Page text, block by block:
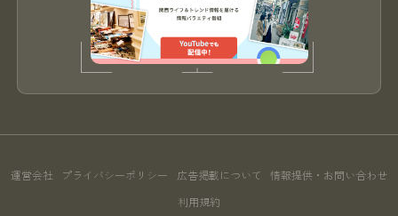
運営会社 プライバシーポリシー 広告掲載について 情報提供・お問い合わせ
利用規約